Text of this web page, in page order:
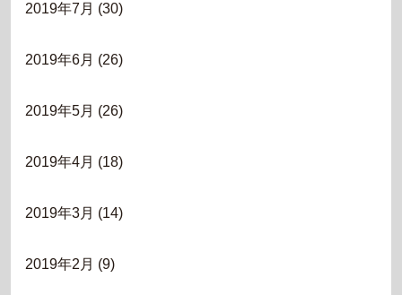
2019年7月 (30)
2019年6月 (26)
2019年5月 (26)
2019年4月 (18)
2019年3月 (14)
2019年2月 (9)